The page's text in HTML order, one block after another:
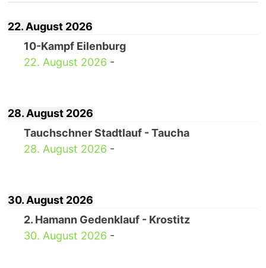
22. August 2026
10-Kampf Eilenburg
22. August 2026 -
28. August 2026
Tauchschner Stadtlauf - Taucha
28. August 2026 -
30. August 2026
2. Hamann Gedenklauf - Krostitz
30. August 2026 -